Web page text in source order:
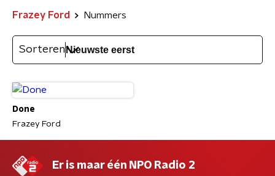
Frazey Ford Nummers
Sorteren
Done
Frazey Ford
Er is maar één NPO Radio 2